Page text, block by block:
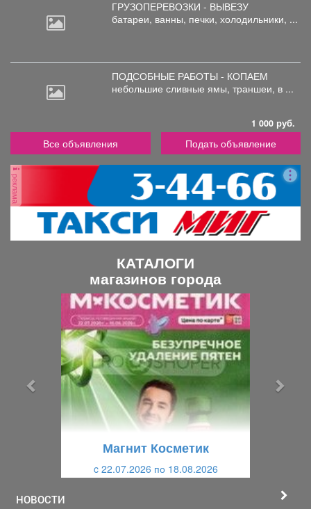
ГРУЗОПЕРЕВОЗКИ - ВЫВЕЗУ
батареи, ванны, печки, холодильники, ...
ПОДСОБНЫЕ РАБОТЫ - КОПАЕМ
небольшие сливные ямы, траншеи, в ...
1 000 руб.
Все объявления Подать объявление
реклама
КАТАЛОГИ
магазинов города
Магнит Косметик
c 22.07.2026 по 18.08.2026
НОВОСТИ